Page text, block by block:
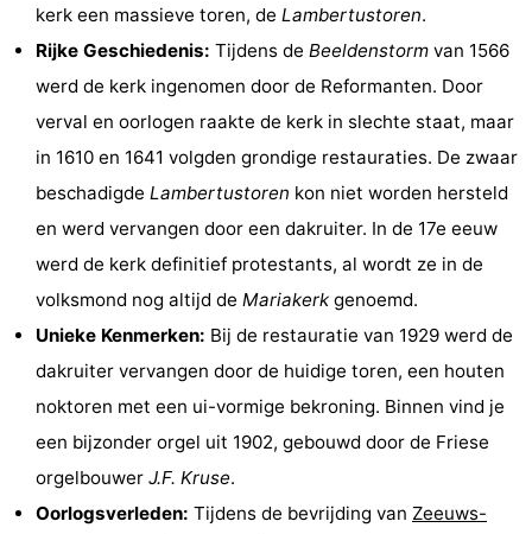
Zien
doen
Bezienswaardigheden
Musea
Monumenten
Molens
Uitkijkpunten
Attracties
Rondvaarten
Speeltuinen
-
kerk een massieve toren, de Lambertustoren.
Rijke Geschiedenis: Tijdens de Beeldenstorm van 1566
werd de kerk ingenomen door de Reformanten. Door
verval en oorlogen raakte de kerk in slechte staat, maar
in 1610 en 1641 volgden grondige restauraties. De zwaar
beschadigde Lambertustoren kon niet worden hersteld
en werd vervangen door een dakruiter. In de 17e eeuw
werd de kerk definitief protestants, al wordt ze in de
volksmond nog altijd de Mariakerk genoemd.
Unieke Kenmerken: Bij de restauratie van 1929 werd de
dakruiter vervangen door de huidige toren, een houten
noktoren met een ui-vormige bekroning. Binnen vind je
een bijzonder orgel uit 1902, gebouwd door de Friese
orgelbouwer J.F. Kruse.
Oorlogsverleden: Tijdens de bevrijding van Zeeuws-